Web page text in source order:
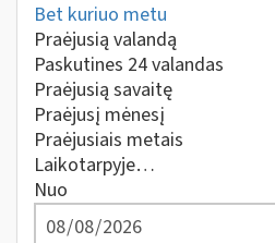
Bet kuriuo metu
Praėjusią valandą
Paskutines 24 valandas
Praėjusią savaitę
Praėjusį mėnesį
Praėjusiais metais
Laikotarpyje…
Nuo